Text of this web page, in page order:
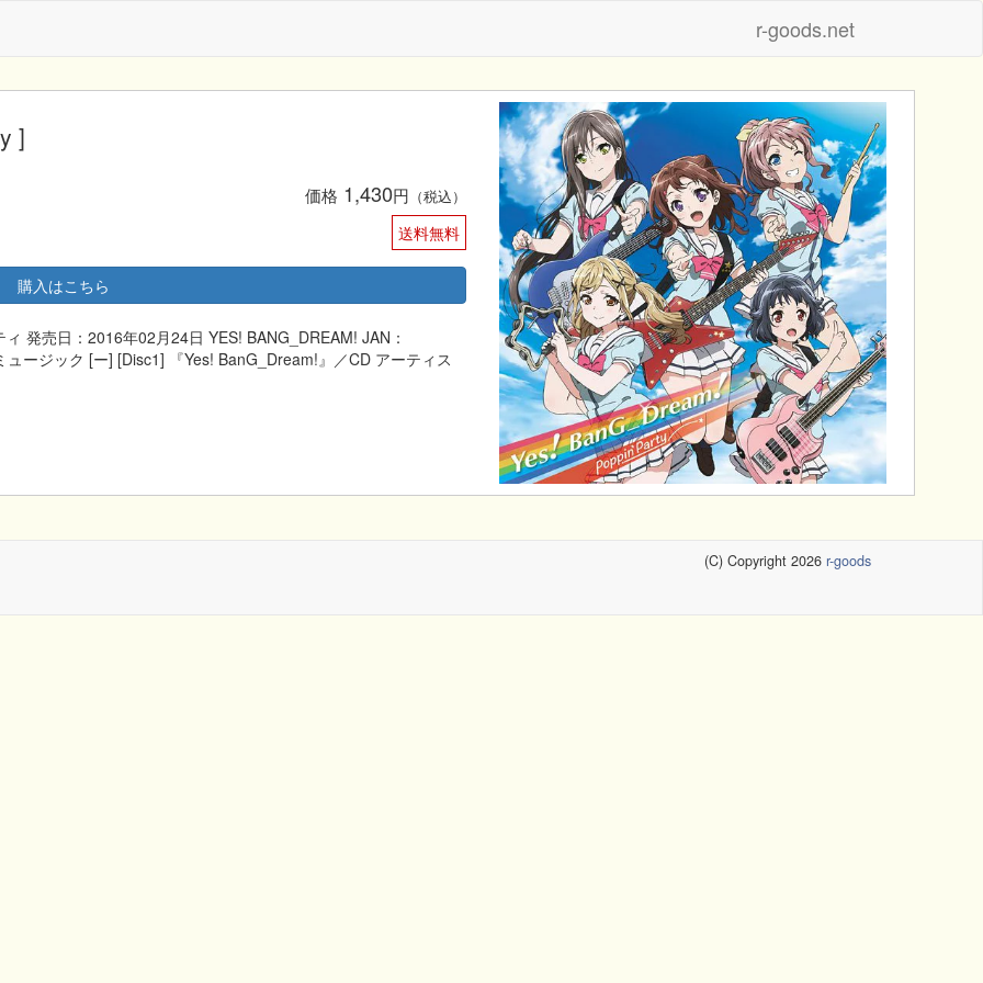
r-goods.net
]
価格 1,430円 （税込）
送料無料
購入はこちら
発売日：2016年02月24日 YES! BANG_DREAM! JAN：
ージック [ー] [Disc1] 『Yes! BanG_Dream!』／CD アーティス
(C) Copyright 2026 r-goods